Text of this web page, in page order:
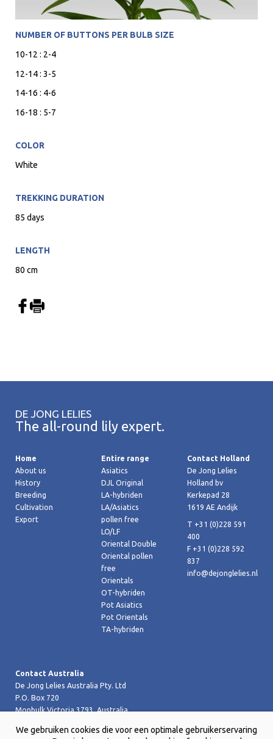
NUMBER OF BUTTONS PER BULB SIZE
10-12 : 2-4
12-14 : 3-5
14-16 : 4-6
16-18 : 5-7
COLOR
White
TREKKING DURATION
85 days
LENGTH
80 cm
DE JONG LELIES
The all-round lily expert.
Home
About us
History
Breeding
Cultivation
Export
Entire range
Asiatics
DJL Original
LA-hybriden
LA/Asiatics
pollen free
LO/LF
Oriental Double
Oriental pollen
free
Orientals
OT-hybriden
Pot Asiatics
Pot Orientals
TA-hybriden
Contact Holland
De Jong Lelies
Holland bv
Kerkepad 28
1619 AE Andijk
T +31 (0)228 591
400
F +31 (0)228 592
837
info@dejonglelies.nl
Contact Australia
De Jong Lelies Australia Pty. Ltd
P.O. Box 720
Monbulk Victoria 3793, Australia
T +61 (0)359 619 188
We gebruiken cookies die voor een optimale gebruikerservaring